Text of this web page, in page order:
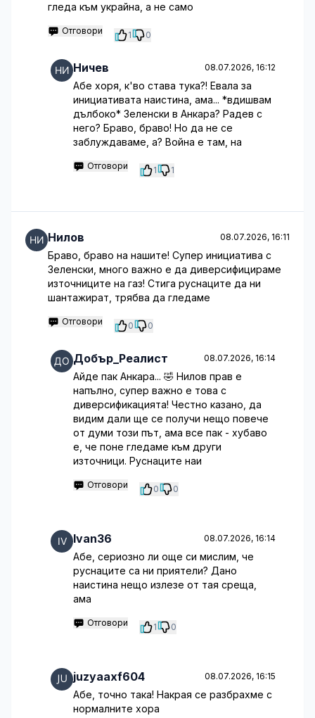
гледа към украйна, а не само
Отговори 1 0
Ничев 08.07.2026, 16:12
Абе хоря, к'во става тука?! Евала за
инициативата наистина, ама... *вдишвам
дълбоко* Зеленски в Анкара? Радев с
него? Браво, браво! Но да не се
заблуждаваме, а? Война е там, на
Отговори 1 1
Нилов 08.07.2026, 16:11
Браво, браво на нашите! Супер инициатива с
Зеленски, много важно е да диверсифицираме
източниците на газ! Стига руснаците да ни
шантажират, трябва да гледаме
Отговори 0 0
Добър_Реалист 08.07.2026, 16:14
Айде пак Анкара... 🤣 Нилов прав е
напълно, супер важно е това с
диверсификацията! Честно казано, да
видим дали ще се получи нещо повече
от думи този път, ама все пак - хубаво
е, че поне гледаме към други
източници. Руснаците наи
Отговори 0 0
Ivan36 08.07.2026, 16:14
Абе, сериозно ли още си мислим, че
руснаците са ни приятели? Дано
наистина нещо излезе от тая среща,
ама
Отговори 1 0
juzyaaxf604 08.07.2026, 16:15
Абе, точно така! Накрая се разбрахме с
нормалните хора